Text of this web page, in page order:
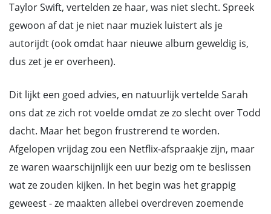
Taylor Swift, vertelden ze haar, was niet slecht. Spreek
gewoon af dat je niet naar muziek luistert als je
autorijdt (ook omdat haar nieuwe album geweldig is,
dus zet je er overheen).
Dit lijkt een goed advies, en natuurlijk vertelde Sarah
ons dat ze zich rot voelde omdat ze zo slecht over Todd
dacht. Maar het begon frustrerend te worden.
Afgelopen vrijdag zou een Netflix-afspraakje zijn, maar
ze waren waarschijnlijk een uur bezig om te beslissen
wat ze zouden kijken. In het begin was het grappig
geweest - ze maakten allebei overdreven zoemende